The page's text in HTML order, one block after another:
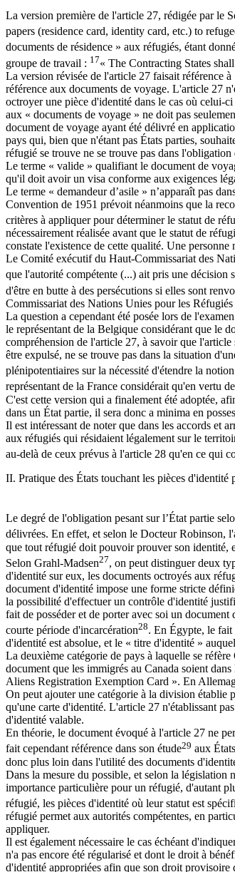
La version première de l'article 27, rédigée par le
papers (residence card, identity card, etc.) to
documents de résidence » aux réfugiés, étant
groupe de travail : 17« The Contracting States
La version révisée de l'article 27 faisait référence
référence aux documents de voyage. L'article 27
octroyer une pièce d'identité dans le cas où celui-
aux « documents de voyage » ne doit pas
document de voyage ayant été délivré en
pays qui, bien que n'étant pas États parties,
réfugié se trouve ne se trouve pas dans
Le terme « valide » qualifiant le document de
qu'il doit avoir un visa conforme aux exigences
Le terme « demandeur d’asile » n’apparaît pas
Convention de 1951 prévoit néanmoins que la
critères à appliquer pour déterminer le statut de
nécessairement réalisée avant que le statut de
constate l'existence de cette qualité. Une
Le Comité exécutif du Haut-Commissariat des
que l'autorité compétente (...) ait pris une décision
d'être en butte à des persécutions si elles sont
Commissariat des Nations Unies pour les
La question a cependant été posée lors de
le représentant de la Belgique considérant que le
compréhension de l'article 27, à savoir que
être expulsé, ne se trouve pas dans la situation
plénipotentiaires sur la nécessité d'étendre la
représentant de la France considérait qu'en vertu
C'est cette version qui a finalement été adoptée,
dans un État partie, il sera donc a minima en
Il est intéressant de noter que dans les accords et
aux réfugiés qui résidaient légalement sur le
au-delà de ceux prévus à l'article 28 qu'en ce qui
II. Pratique des États touchant les pièces d'identité
Le degré de l'obligation pesant sur l’État partie
délivrées. En effet, et selon le Docteur Robinson,
que tout réfugié doit pouvoir prouver son identité,
Selon Grahl-Madsen27, on peut distinguer deux
d'identité sur eux, les documents octroyés aux
document d'identité impose une forme stricte
la possibilité d'effectuer un contrôle d'identité
fait de posséder et de porter avec soi un
courte période d'incarcération28. En Égypte, le fait
d'identité est absolue, et le « titre d'identité »
La deuxième catégorie de pays à laquelle se
document que les immigrés au Canada soient
Aliens Registration Exemption Card ». En
On peut ajouter une catégorie à la division établie
qu'une carte d'identité. L'article 27 n'établissant
d'identité valable.
En théorie, le document évoqué à l'article 27 ne
fait cependant référence dans son étude29 aux
donc plus loin dans l'utilité des documents
Dans la mesure du possible, et selon la
importance particulière pour un réfugié, d'autant
réfugié, les pièces d'identité où leur statut est
réfugié permet aux autorités compétentes, en
appliquer.
Il est également nécessaire le cas échéant
n'a pas encore été régularisé et dont le droit à
d'identité appropriées afin que son droit provisoire